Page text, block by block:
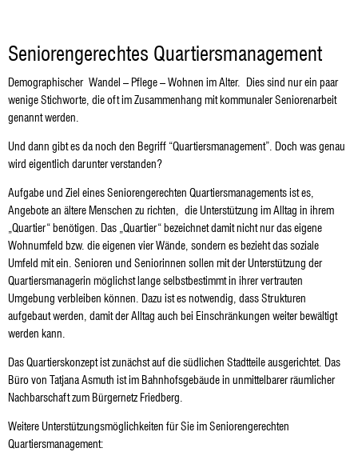
Seniorengerechtes Quartiersmanagement
Demographischer Wandel – Pflege – Wohnen im Alter. Dies sind nur ein paar
wenige Stichworte, die oft im Zusammenhang mit kommunaler Seniorenarbeit
genannt werden.
Und dann gibt es da noch den Begriff “Quartiersmanagement”. Doch was genau
wird eigentlich darunter verstanden?
Aufgabe und Ziel eines Seniorengerechten Quartiersmanagements ist es,
Angebote an ältere Menschen zu richten, die Unterstützung im Alltag in ihrem
„Quartier“ benötigen. Das „Quartier“ bezeichnet damit nicht nur das eigene
Wohnumfeld bzw. die eigenen vier Wände, sondern es bezieht das soziale
Umfeld mit ein. Senioren und Seniorinnen sollen mit der Unterstützung der
Quartiersmanagerin möglichst lange selbstbestimmt in ihrer vertrauten
Umgebung verbleiben können. Dazu ist es notwendig, dass Strukturen
aufgebaut werden, damit der Alltag auch bei Einschränkungen weiter bewältigt
werden kann.
Das Quartierskonzept ist zunächst auf die südlichen Stadtteile ausgerichtet. Das
Büro von Tatjana Asmuth ist im Bahnhofsgebäude in unmittelbarer räumlicher
Nachbarschaft zum Bürgernetz Friedberg.
Weitere Unterstützungsmöglichkeiten für Sie im Seniorengerechten
Quartiersmanagement: